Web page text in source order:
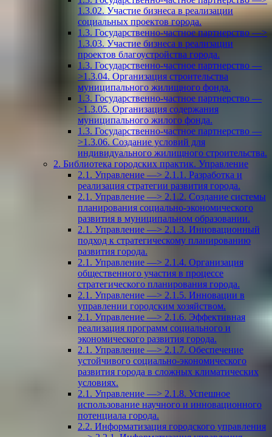
1.3.02. Участие бизнеса в реализации
социальных проектов города.
1.3. Государственно-частное партнерство —>
1.3.03. Участие бизнеса в реализации
проектов благоустройства города.
1.3. Государственно-частное партнерство —
>1.3.04. Организация строительства
муниципального жилищного фонда.
1.3. Государственно-частное партнерство —
>1.3.05. Организация содержания
муниципального жилого фонда.
1.3. Государственно-частное партнерство —
>1.3.06. Создание условий для
индивидуального жилищного строительства.
2. Библиотека городских практик. Управление
2.1. Управление —> 2.1.1. Разработка и
реализация стратегии развития города.
2.1. Управление —> 2.1.2. Создание системы
планирования социально-экономического
развития в муниципальном образовании.
2.1. Управление —> 2.1.3. Инновационный
подход к стратегическому планированию
развития города.
2.1. Управление —> 2.1.4. Организация
общественного участия в процессе
стратегического планирования города.
2.1. Управление —> 2.1.5. Инновации в
управлении городским хозяйством.
2.1. Управление —> 2.1.6. Эффективная
реализация программ социального и
экономического развития города.
2.1. Управление —> 2.1.7. Обеспечение
устойчивого социально-экономического
развития города в сложных климатических
условиях.
2.1. Управление —> 2.1.8. Успешное
использование научного и инновационного
потенциала города.
2.2. Информатизация городского управления